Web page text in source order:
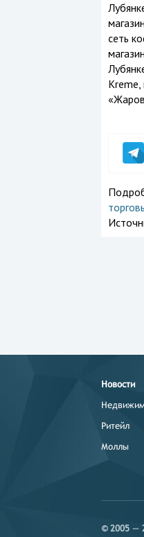
сеть
Новости
Ритейл
Моллы
© 2005 —